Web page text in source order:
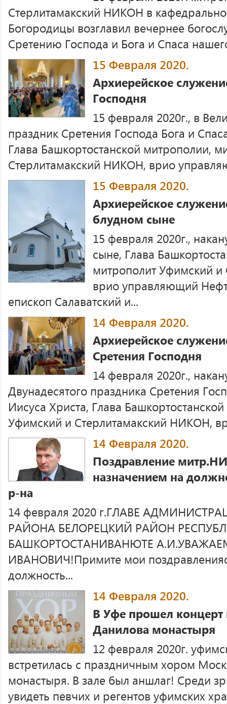
Стерлитамакский НИКОН в
Богородицы возглавил вечернее
Сретению Господа и Бога и Спаса
15 Февраля 2020.
Архиерейское
Господня
15 февраля 2020г., в
праздник Сретения Господа Бога и
Глава Башкортостанской митрополии,
Стерлитамакский НИКОН, врио
15 Февраля 2020.
Архиерейское
блудном сыне
15 февраля 2020г.,
сыне, Глава
митрополит Уфимский
врио управляющий
епископ Салаватский и...
14 Февраля 2020.
Архиерейское
Сретения Господня
14 февраля 2020г.,
Двунадесятого праздника Сретения
Иисуса Христа, Глава
Уфимский и Стерлитамакский НИКОН,
14 Февраля 2020.
Поздравление
назначением на
р-на
14 февраля 2020 г.ГЛАВЕ
РАЙОНА БЕЛОРЕЦКИЙ РАЙОН
БАШКОРТОСТАНИВАНЮТЕ
ИВАНОВИЧ!Примите мои
должность...
14 Февраля 2020.
В Уфе прошел концерт
Данилова монастыря
12 февраля 2020г.
встретилась с праздничным хором
монастыря. В зале был аншлаг! Среди
увидеть певчих и регентов уфимских